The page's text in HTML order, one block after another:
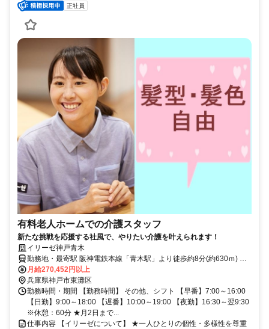
正社員
有料老人ホームでの介護スタッフ
新たな挑戦を応援する社風で、やりたい介護を叶えられます！
イリーゼ神戸青木
勤務地・最寄駅 阪神電鉄本線「青木駅」より徒歩約8分(約630ｍ) ※
車通勤OK
月給270,452円以上
兵庫県神戸市東灘区
勤務時間・期間 【勤務時間】 その他、シフト 【早番】7:00～16:00
【日勤】9:00～18:00 【遅番】10:00～19:00 【夜勤】16:30～翌9:30
※休憩：60分 ★月2日まで...
仕事内容 【イリーゼについて】 ★一人ひとりの個性・多様性を尊重